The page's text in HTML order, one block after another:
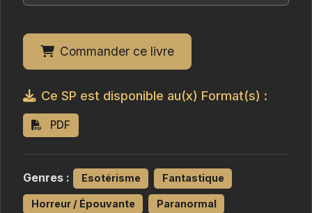
Commander ce livre
Ce SP est disponible au(x) Format(s) :
PDF
Genres : Esotérisme Fantastique
Horreur / Épouvante Paranormal